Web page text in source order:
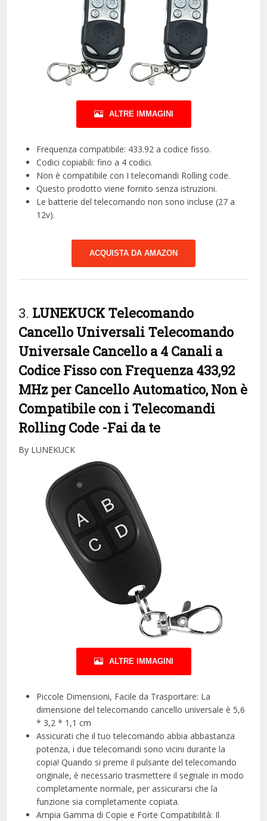
ALTRE IMMAGINI
Frequenza compatibile: 433.92 a codice fisso.
Codici copiabili: fino a 4 codici.
Non è compatibile con I telecomandi Rolling code.
Questo prodotto viene fornito senza istruzioni.
Le batterie del telecomando non sono incluse (27 a
12v).
ACQUISTA DA AMAZON
3. LUNEKUCK Telecomando
Cancello Universali Telecomando
Universale Cancello a 4 Canali a
Codice Fisso con Frequenza 433,92
MHz per Cancello Automatico, Non è
Compatibile con i Telecomandi
Rolling Code -Fai da te
By LUNEKUCK
ALTRE IMMAGINI
Piccole Dimensioni, Facile da Trasportare: La
dimensione del telecomando cancello universale è 5,6
* 3,2 * 1,1 cm
Assicurati che il tuo telecomando abbia abbastanza
potenza, i due telecomandi sono vicini durante la
copia! Quando si preme il pulsante del telecomando
originale, è necessario trasmettere il segnale in modo
completamente normale, per assicurarsi che la
funzione sia completamente copiata.
Ampia Gamma di Copie e Forte Compatibilità: Il